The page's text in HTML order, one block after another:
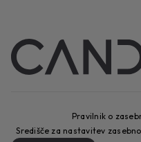
Pravilnik o
Središče za nastavitev